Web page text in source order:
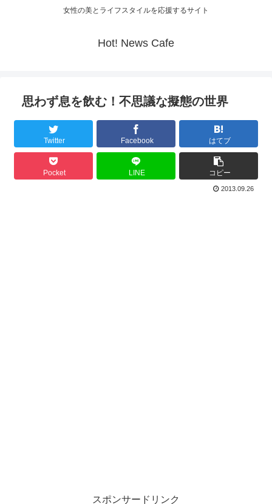
女性の美とライフスタイルを応援するサイト
Hot! News Cafe
思わず息を飲む！不思議な擬態の世界
Twitter Facebook はてブ
Pocket LINE コピー
2013.09.26
スポンサードリンク